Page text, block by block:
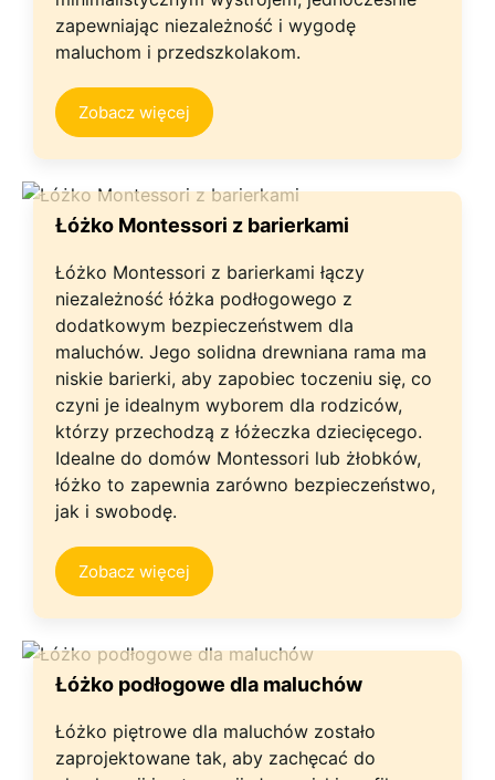
zapewniając niezależność i wygodę
maluchom i przedszkolakom.
Zobacz więcej
Łóżko Montessori z barierkami
Łóżko Montessori z barierkami łączy
niezależność łóżka podłogowego z
dodatkowym bezpieczeństwem dla
maluchów. Jego solidna drewniana rama ma
niskie barierki, aby zapobiec toczeniu się, co
czyni je idealnym wyborem dla rodziców,
którzy przechodzą z łóżeczka dziecięcego.
Idealne do domów Montessori lub żłobków,
łóżko to zapewnia zarówno bezpieczeństwo,
jak i swobodę.
Zobacz więcej
Łóżko podłogowe dla maluchów
Łóżko piętrowe dla maluchów zostało
zaprojektowane tak, aby zachęcać do